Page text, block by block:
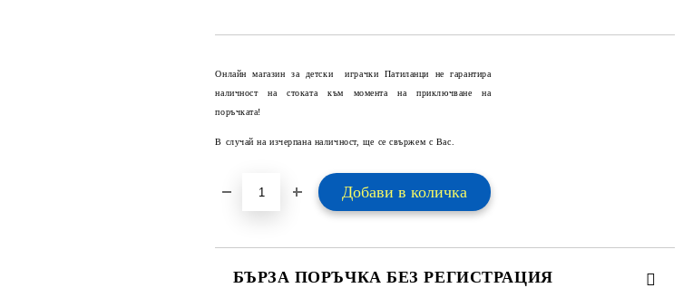
Онлайн магазин за детски играчки Патиланци не гарантира
наличност на стоката към момента на приключване на
поръчката!
В случай на изчерпана наличност, ще се свържем с Вас.
БЪРЗА ПОРЪЧКА БЕЗ РЕГИСТРАЦИЯ